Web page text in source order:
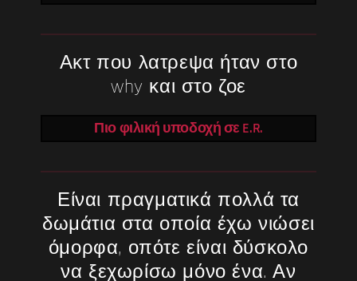
Ακτ που λατρεψα ήταν στο
why και στο ζοε
Πιο φιλική υποδοχή σε E.R.
Είναι πραγματικά πολλά τα
δωμάτια στα οποία έχω νιώσει
όμορφα, οπότε είναι δύσκολο
να ξεχωρίσω μόνο ένα. Αν